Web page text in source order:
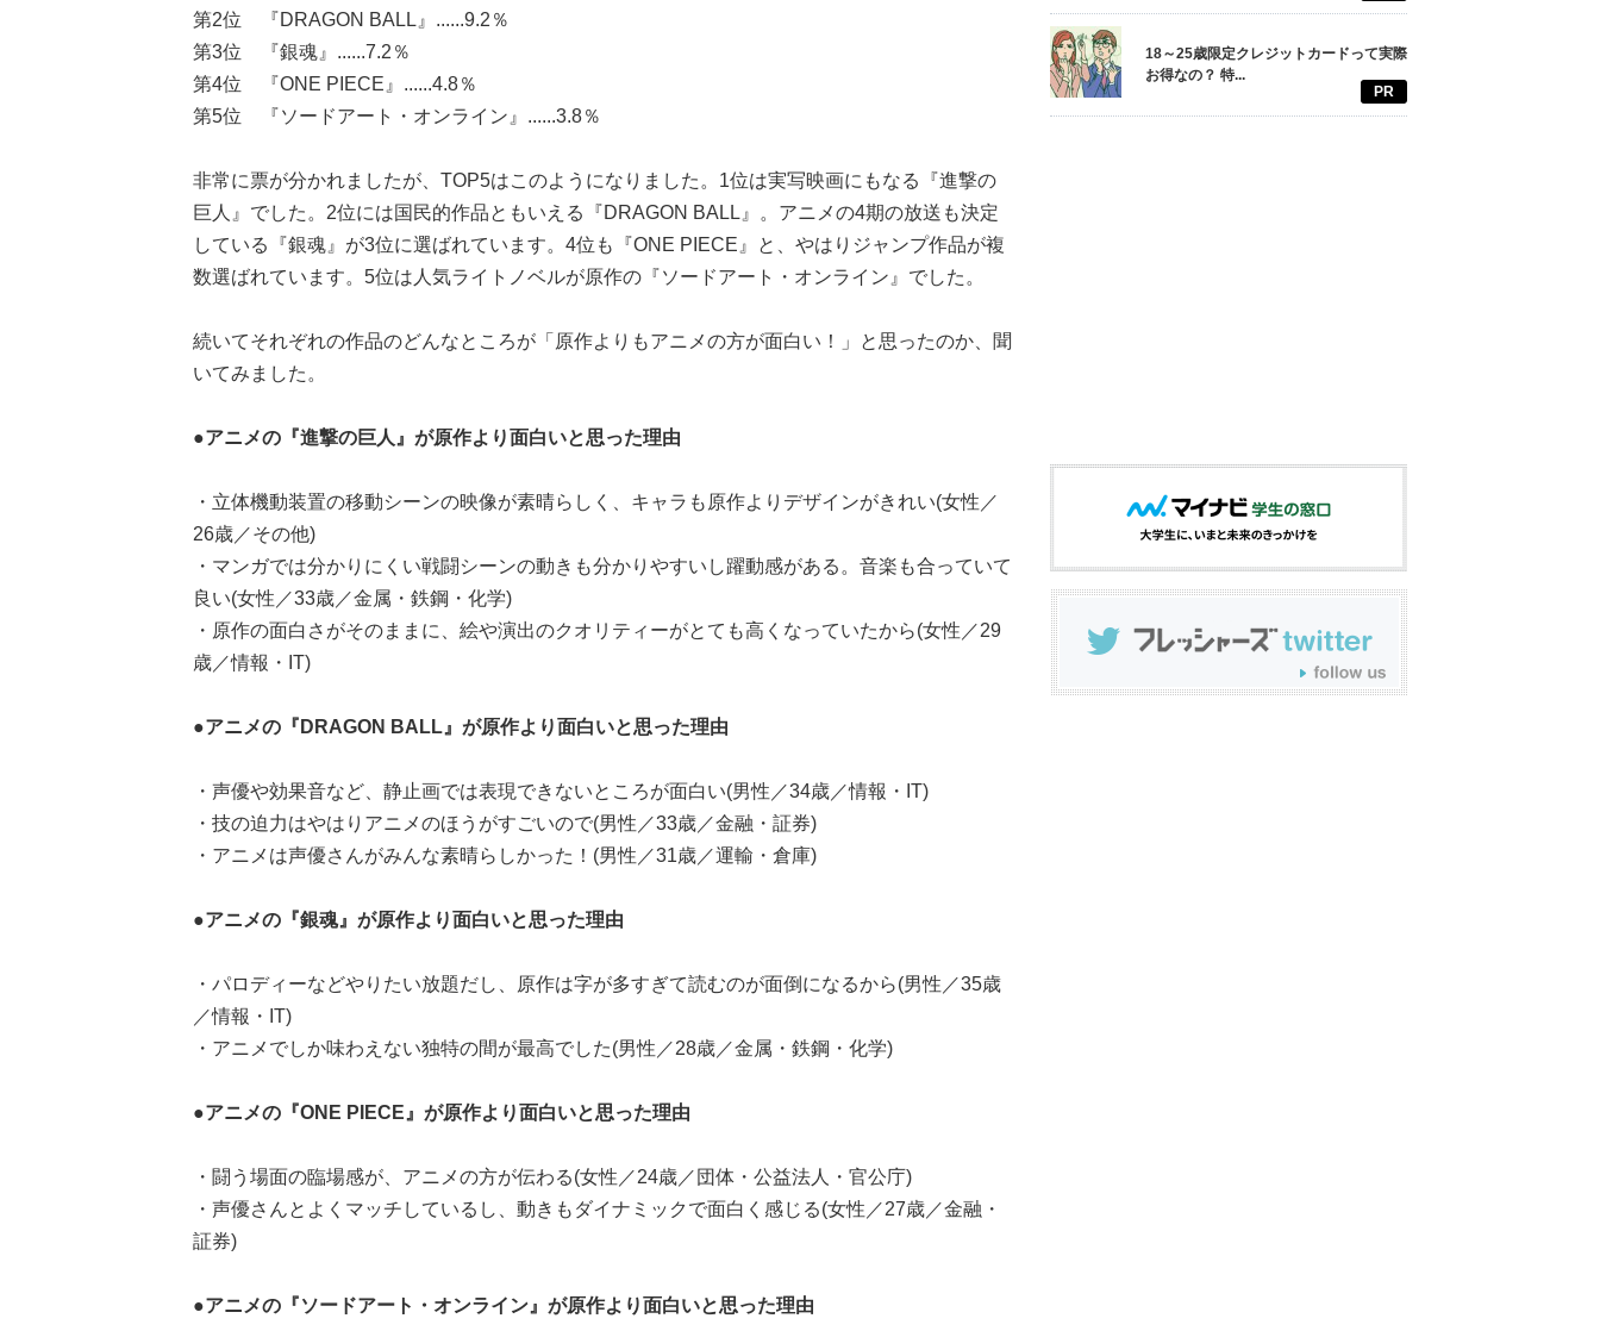
第2位 『DRAGON BALL』......9.2％
第3位 『銀魂』......7.2％
第4位 『ONE PIECE』......4.8％
第5位 『ソードアート・オンライン』......3.8％
非常に票が分かれましたが、TOP5はこのようになりました。1位は実写映画にもなる『進撃の
巨人』でした。2位には国民的作品ともいえる『DRAGON BALL』。アニメの4期の放送も決定
している『銀魂』が3位に選ばれています。4位も『ONE PIECE』と、やはりジャンプ作品が複
数選ばれています。5位は人気ライトノベルが原作の『ソードアート・オンライン』でした。
続いてそれぞれの作品のどんなところが「原作よりもアニメの方が面白い！」と思ったのか、聞
いてみました。
●アニメの『進撃の巨人』が原作より面白いと思った理由
・立体機動装置の移動シーンの映像が素晴らしく、キャラも原作よりデザインがきれい(女性／
26歳／その他)
・マンガでは分かりにくい戦闘シーンの動きも分かりやすいし躍動感がある。音楽も合っていて
良い(女性／33歳／金属・鉄鋼・化学)
・原作の面白さがそのままに、絵や演出のクオリティーがとても高くなっていたから(女性／29
歳／情報・IT)
●アニメの『DRAGON BALL』が原作より面白いと思った理由
・声優や効果音など、静止画では表現できないところが面白い(男性／34歳／情報・IT)
・技の迫力はやはりアニメのほうがすごいので(男性／33歳／金融・証券)
・アニメは声優さんがみんな素晴らしかった！(男性／31歳／運輸・倉庫)
●アニメの『銀魂』が原作より面白いと思った理由
・パロディーなどやりたい放題だし、原作は字が多すぎて読むのが面倒になるから(男性／35歳
／情報・IT)
・アニメでしか味わえない独特の間が最高でした(男性／28歳／金属・鉄鋼・化学)
●アニメの『ONE PIECE』が原作より面白いと思った理由
・闘う場面の臨場感が、アニメの方が伝わる(女性／24歳／団体・公益法人・官公庁)
・声優さんとよくマッチしているし、動きもダイナミックで面白く感じる(女性／27歳／金融・
証券)
●アニメの『ソードアート・オンライン』が原作より面白いと思った理由
18～25歳限定クレジットカードって実際
お得なの？ 特...
PR